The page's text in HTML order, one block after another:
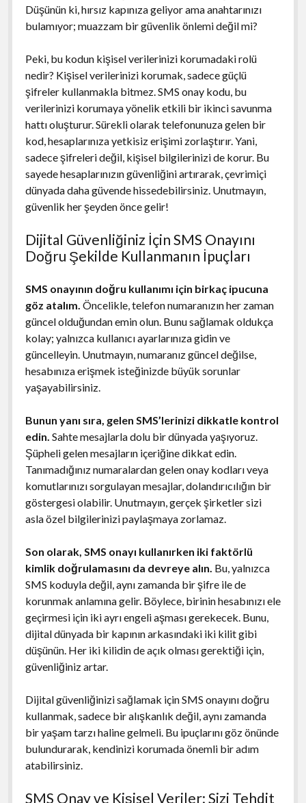
Düşünün ki, hırsız kapınıza geliyor ama anahtarınızı
bulamıyor; muazzam bir güvenlik önlemi değil mi?
Peki, bu kodun kişisel verilerinizi korumadaki rolü
nedir? Kişisel verilerinizi korumak, sadece güçlü
şifreler kullanmakla bitmez. SMS onay kodu, bu
verilerinizi korumaya yönelik etkili bir ikinci savunma
hattı oluşturur. Sürekli olarak telefonunuza gelen bir
kod, hesaplarınıza yetkisiz erişimi zorlaştırır. Yani,
sadece şifreleri değil, kişisel bilgilerinizi de korur. Bu
sayede hesaplarınızın güvenliğini artırarak, çevrimiçi
dünyada daha güvende hissedebilirsiniz. Unutmayın,
güvenlik her şeyden önce gelir!
Dijital Güvenliğiniz İçin SMS Onayını
Doğru Şekilde Kullanmanın İpuçları
SMS onayının doğru kullanımı için birkaç ipucuna
göz atalım. Öncelikle, telefon numaranızın her zaman
güncel olduğundan emin olun. Bunu sağlamak oldukça
kolay; yalnızca kullanıcı ayarlarınıza gidin ve
güncelleyin. Unutmayın, numaranız güncel değilse,
hesabınıza erişmek isteğinizde büyük sorunlar
yaşayabilirsiniz.
Bunun yanı sıra, gelen SMS’lerinizi dikkatle kontrol
edin. Sahte mesajlarla dolu bir dünyada yaşıyoruz.
Şüpheli gelen mesajların içeriğine dikkat edin.
Tanımadığınız numaralardan gelen onay kodları veya
komutlarınızı sorgulayan mesajlar, dolandırıcılığın bir
göstergesi olabilir. Unutmayın, gerçek şirketler sizi
asla özel bilgilerinizi paylaşmaya zorlamaz.
Son olarak, SMS onayı kullanırken iki faktörlü
kimlik doğrulamasını da devreye alın. Bu, yalnızca
SMS koduyla değil, aynı zamanda bir şifre ile de
korunmak anlamına gelir. Böylece, birinin hesabınızı ele
geçirmesi için iki ayrı engeli aşması gerekecek. Bunu,
dijital dünyada bir kapının arkasındaki iki kilit gibi
düşünün. Her iki kilidin de açık olması gerektiği için,
güvenliğiniz artar.
Dijital güvenliğinizi sağlamak için SMS onayını doğru
kullanmak, sadece bir alışkanlık değil, aynı zamanda
bir yaşam tarzı haline gelmeli. Bu ipuçlarını göz önünde
bulundurarak, kendinizi korumada önemli bir adım
atabilirsiniz.
SMS Onay ve Kişisel Veriler: Sizi Tehdit